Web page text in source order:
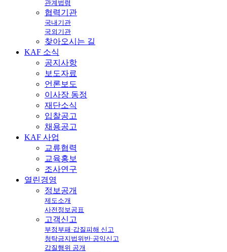
관계법령
협력기관
국내기관
국외기관
찾아오시는 길
KAF 소식
공지사항
보도자료
언론보도
이사장 동정
재단소식
입찰공고
채용공고
KAF 사업
교류협력
교육홍보
조사연구
열린경영
정보공개
제도소개
사전정보공표
고객신고
부정부패·갑질피해 신고
청탁금지법위반·공익신고
갑질행위 공개